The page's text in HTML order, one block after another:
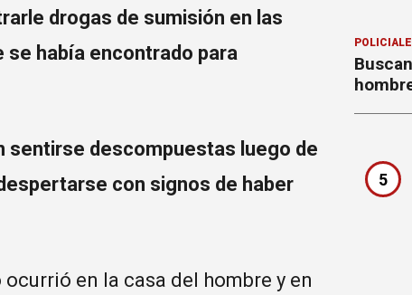
drogas de sumisión en las
se había encontrado para
sentirse descompuestas luego de
con signos de haber
en la casa del hombre y en
5